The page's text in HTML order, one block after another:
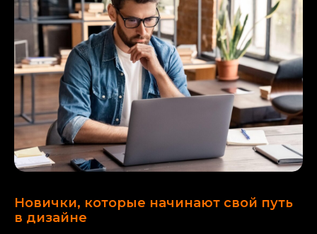
Новички, которые начинают свой путь
в дизайне
ПРОГРАММА КУРСА
+ ДОМАШНИЕ ЗАДАНИЯ